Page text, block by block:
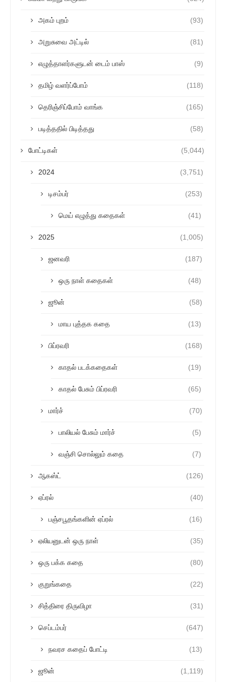
அகம் புறம் (93)
அறுசுவை அட்டில் (81)
எழுத்தாளர்களுடன் டைம் பாஸ் (9)
தமிழ் வளர்ப்போம் (118)
தெரிஞ்சிப்போம் வாங்க (165)
படித்ததில் பிடித்தது (58)
போட்டிகள் (5,044)
2024 (3,751)
டிசம்பர் (253)
மெய் எழுத்து கதைகள் (41)
2025 (1,005)
ஜனவரி (187)
ஒரு நாள் கதைகள் (48)
ஜூன் (58)
மாய புத்தக கதை (13)
பிப்ரவரி (168)
காதல் படக்கதைகள் (19)
காதல் பேசும் பிப்ரவரி (65)
மார்ச் (70)
பாலியல் பேசும் மார்ச் (5)
வஞ்சி சொல்லும் கதை (7)
ஆகஸ்ட் (126)
ஏப்ரல் (40)
பஞ்சபூதங்களின் ஏப்ரல் (16)
ஏலியனுடன் ஒரு நாள் (35)
ஒரு பக்க கதை (80)
குறுங்கதை (22)
சித்திரை திருவிழா (31)
செப்டம்பர் (647)
நவரச கதைப் போட்டி (13)
ஜூன் (1,119)